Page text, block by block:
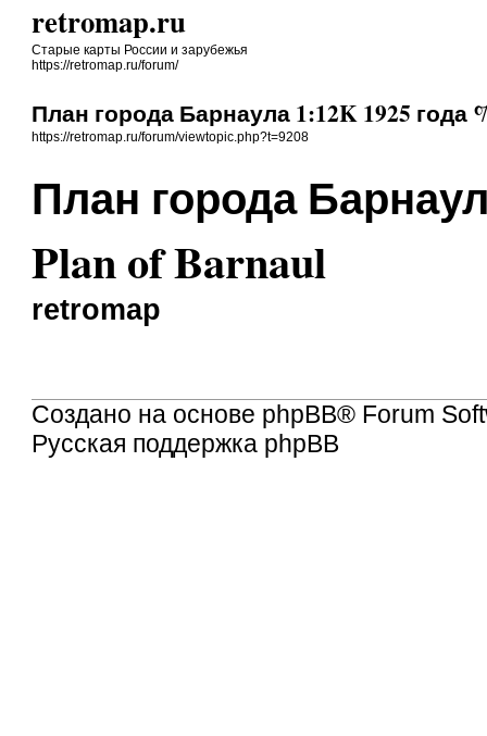
retromap.ru
Старые карты России и зарубежья
https://retromap.ru/forum/
План города Барнаула 1:12K 1925 года
https://retromap.ru/forum/viewtopic.php?t=9208
План города
Plan of Barnaul
retromap
Создано на основе phpBB® Forum
Русская поддержка phpBB